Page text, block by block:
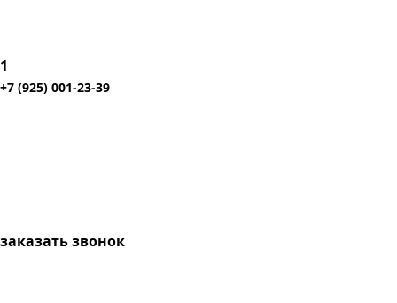
1
+7 (925) 001-23-39
заказать звонок